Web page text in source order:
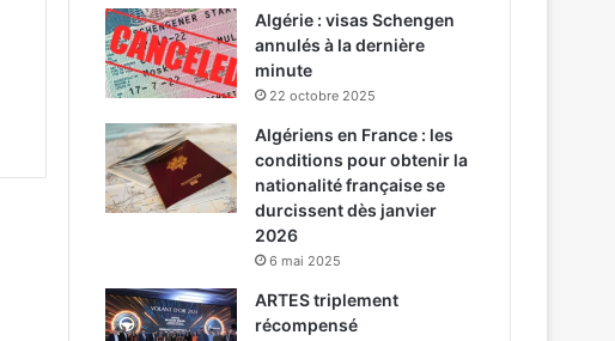
Algérie : visas Schengen
annulés à la dernière
minute
22 octobre 2025
Algériens en France : les
conditions pour obtenir la
nationalité française se
durcissent dès janvier
2026
6 mai 2025
ARTES triplement
récompensé